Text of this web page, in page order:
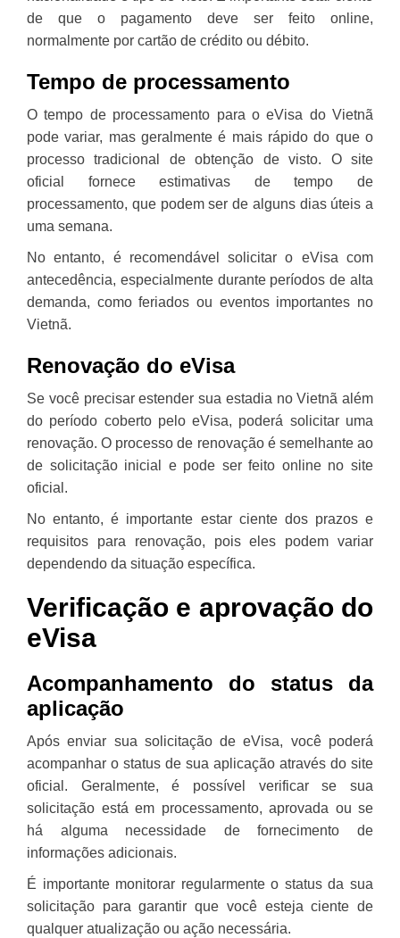
de que o pagamento deve ser feito online,
normalmente por cartão de crédito ou débito.
Tempo de processamento
O tempo de processamento para o eVisa do Vietnã
pode variar, mas geralmente é mais rápido do que o
processo tradicional de obtenção de visto. O site
oficial fornece estimativas de tempo de
processamento, que podem ser de alguns dias úteis a
uma semana.
No entanto, é recomendável solicitar o eVisa com
antecedência, especialmente durante períodos de alta
demanda, como feriados ou eventos importantes no
Vietnã.
Renovação do eVisa
Se você precisar estender sua estadia no Vietnã além
do período coberto pelo eVisa, poderá solicitar uma
renovação. O processo de renovação é semelhante ao
de solicitação inicial e pode ser feito online no site
oficial.
No entanto, é importante estar ciente dos prazos e
requisitos para renovação, pois eles podem variar
dependendo da situação específica.
Verificação e aprovação do
eVisa
Acompanhamento do status da
aplicação
Após enviar sua solicitação de eVisa, você poderá
acompanhar o status de sua aplicação através do site
oficial. Geralmente, é possível verificar se sua
solicitação está em processamento, aprovada ou se
há alguma necessidade de fornecimento de
informações adicionais.
É importante monitorar regularmente o status da sua
solicitação para garantir que você esteja ciente de
qualquer atualização ou ação necessária.